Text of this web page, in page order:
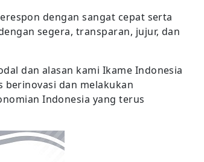
dengan sangat cepat serta
segera, transparan, jujur, dan
dan alasan kami Ikame Indonesia
berinovasi dan melakukan
Indonesia yang terus